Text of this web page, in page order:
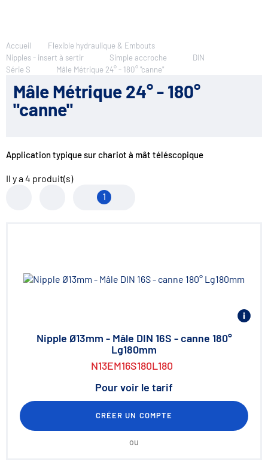
Accueil
Flexible hydraulique & Embouts
Nipples - insert à sertir
Simple accroche
DIN
Série S
Mâle Métrique 24° - 180° "canne"
Mâle Métrique 24° - 180°
"canne"
Application typique sur chariot à mât téléscopique
Il y a4 produit(s)
1
Nipple Ø13mm - Mâle DIN 16S - canne 180°
Lg180mm
N13EM16S180L180
Pour voir le tarif
CRÉER UN COMPTE
ou